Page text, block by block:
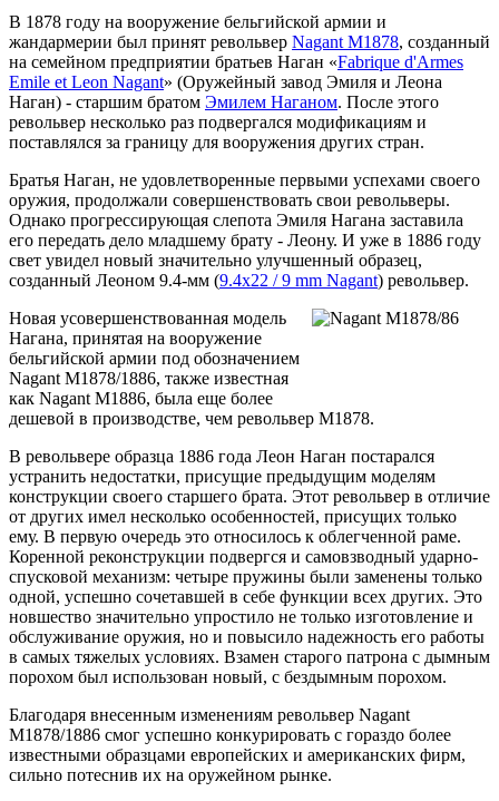
В 1878 году на вооружение бельгийской армии и
жандармерии был принят револьвер Nagant M1878, созданный
на семейном предприятии братьев Наган «Fabrique d'Armes
Emile et Leon Nagant» (Оружейный завод Эмиля и Леона
Наган) - старшим братом Эмилем Наганом. После этого
револьвер несколько раз подвергался модификациям и
поставлялся за границу для вооружения других стран.
Братья Наган, не удовлетворенные первыми успехами своего
оружия, продолжали совершенствовать свои револьверы.
Однако прогрессирующая слепота Эмиля Нагана заставила
его передать дело младшему брату - Леону. И уже в 1886 году
свет увидел новый значительно улучшенный образец,
созданный Леоном 9.4-мм (9.4x22 / 9 mm Nagant) револьвер.
Новая усовершенствованная модель
Нагана, принятая на вооружение
бельгийской армии под обозначением
Nagant M1878/1886, также известная
как Nagant M1886, была еще более
дешевой в производстве, чем револьвер М1878.
В револьвере образца 1886 года Леон Наган постарался
устранить недостатки, присущие предыдущим моделям
конструкции своего старшего брата. Этот револьвер в отличие
от других имел несколько особенностей, присущих только
ему. В первую очередь это относилось к облегченной раме.
Коренной реконструкции подвергся и самовзводный ударно-
спусковой механизм: четыре пружины были заменены только
одной, успешно сочетавшей в себе функции всех других. Это
новшество значительно упростило не только изготовление и
обслуживание оружия, но и повысило надежность его работы
в самых тяжелых условиях. Взамен старого патрона с дымным
порохом был использован новый, с бездымным порохом.
Благодаря внесенным изменениям револьвер Nagant
M1878/1886 смог успешно конкурировать с гораздо более
известными образцами европейских и американских фирм,
сильно потеснив их на оружейном рынке.